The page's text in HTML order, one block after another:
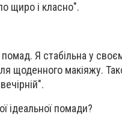
щиро і класно".
помад. Я стабільна у
щоденного макіяжу.
ідеальної помади?